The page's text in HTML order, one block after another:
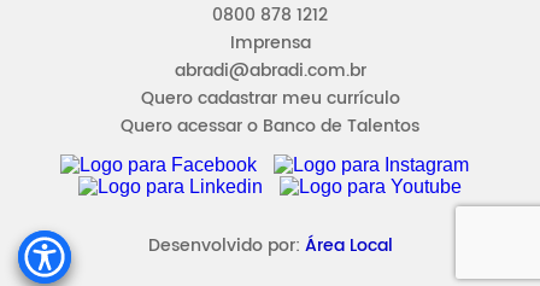
0800 878 1212
Imprensa
abradi@abradi.com.br
Quero cadastrar meu currículo
Quero acessar o Banco de Talentos
FACEBOOK INSTAGRAM
LINKEDIN YOUTUBE
Desenvolvido por: Área Local